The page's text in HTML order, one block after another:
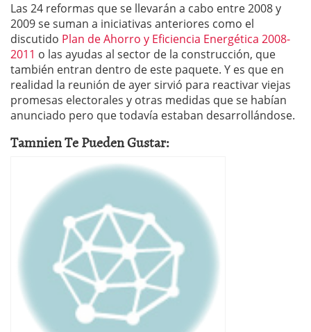
Las 24 reformas que se llevarán a cabo entre 2008 y
2009 se suman a iniciativas anteriores como el
discutido Plan de Ahorro y Eficiencia Energética 2008-
2011 o las ayudas al sector de la construcción, que
también entran dentro de este paquete. Y es que en
realidad la reunión de ayer sirvió para reactivar viejas
promesas electorales y otras medidas que se habían
anunciado pero que todavía estaban desarrollándose.
Tamnien Te Pueden Gustar: